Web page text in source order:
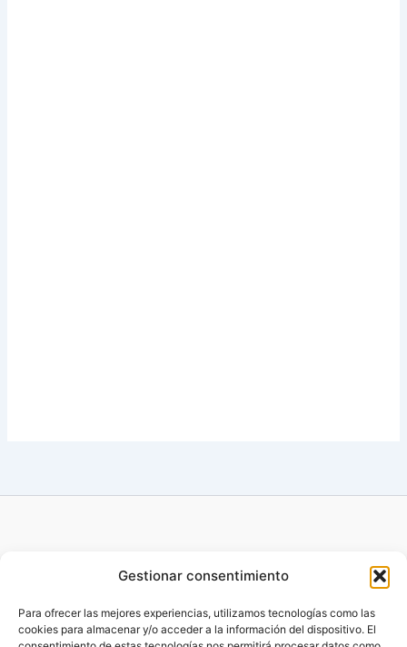
Gestionar consentimiento
Para ofrecer las mejores experiencias, utilizamos tecnologías como las
cookies para almacenar y/o acceder a la información del dispositivo. El
Copyright © 2014 - 2026 Benefitsfactory |Desarrollado por